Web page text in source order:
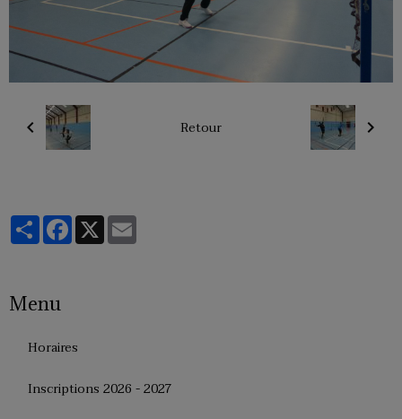
Retour
PartagerFacebook
X
Menu
Horaires
Inscriptions 2026 - 2027